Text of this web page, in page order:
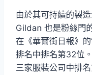
由於其可持續的製
Gildan 也是粉絲門
在《華爾街日報》
排名中排名第32位
三家服裝公司中排